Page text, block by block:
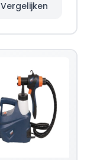
Vergelijken